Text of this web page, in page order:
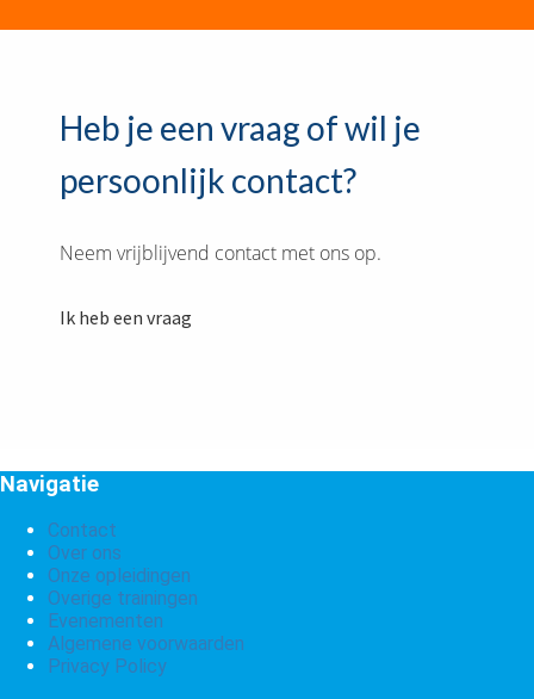
Heb je een vraag of wil je
persoonlijk contact?
Neem vrijblijvend contact met ons op.
Ik heb een vraag
Navigatie
Contact
Over ons
Onze opleidingen
Overige trainingen
Evenementen
Algemene voorwaarden
Privacy Policy